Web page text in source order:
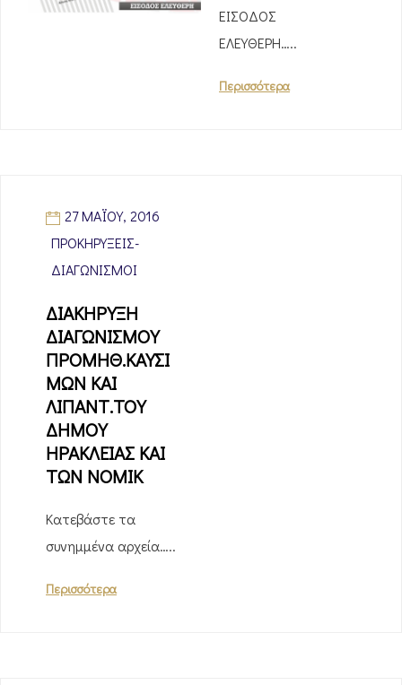
ΕΙΣΟΔΟΣ
ΕΛΕΥΘΕΡΗ…..
Περισσότερα
27 ΜΑΪ́ΟΥ, 2016
ΠΡΟΚΗΡΎΞΕΙΣ-
ΔΙΑΓΩΝΙΣΜΟΊ
ΔΙΑΚΗΡΥΞΗ
ΔΙΑΓΩΝΙΣΜΟΥ
ΠΡΟΜΗΘ.ΚΑΥΣΙ
ΜΩΝ ΚΑΙ
ΛΙΠΑΝΤ.ΤΟΥ
ΔΗΜΟΥ
ΗΡΑΚΛΕΙΑΣ ΚΑΙ
ΤΩΝ ΝΟΜΙΚ
Κατεβάστε τα
συνημμένα αρχεία…..
Περισσότερα